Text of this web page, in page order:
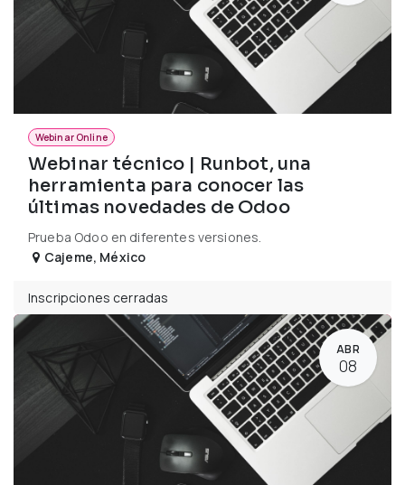
Webinar Online
Webinar técnico | Runbot, una
herramienta para conocer las
últimas novedades de Odoo
Prueba Odoo en diferentes versiones.
Cajeme, México
Inscripciones cerradas
ABR
08